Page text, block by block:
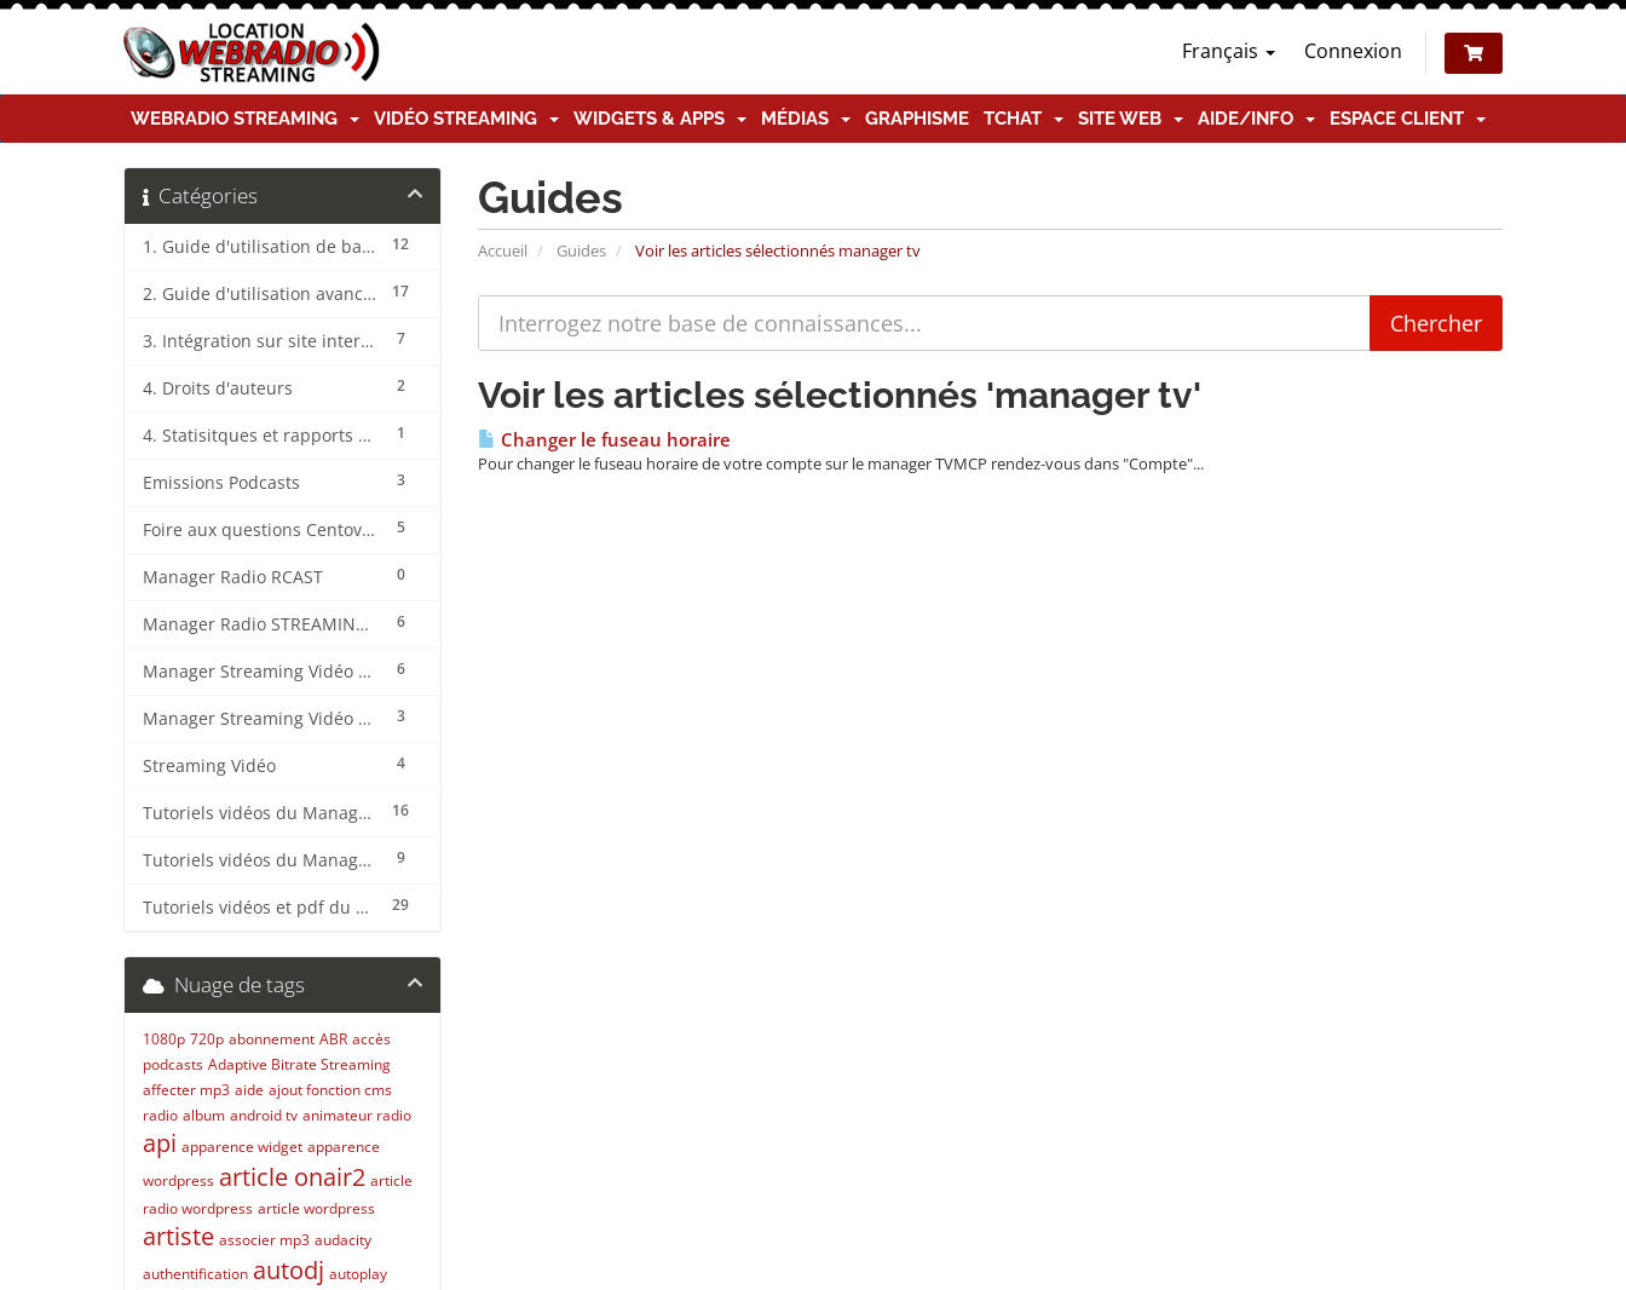
Français Connexion
WEBRADIO STREAMING VIDÉO STREAMING WIDGETS & APPS MÉDIAS GRAPHISME TCHAT SITE WEB AIDE/INFO ESPACE CLIENT
Guides
Accueil Guides Voir les articles sélectionnés manager tv
Catégories
12
1. Guide d'utilisation de base CentovaCast
17
2. Guide d'utilisation avancée CentovaCast
7
3. Intégration sur site internet CentovaCast
2
4. Droits d'auteurs
1
4. Statisitques et rapports CentovaCast
3
Emissions Podcasts
5
Foire aux questions CentovaCast
0
Manager Radio RCAST
6
Manager Radio STREAMING CENTER
6
Manager Streaming Vidéo TVMCP
3
Manager Streaming Vidéo VDO
4
Streaming Vidéo
16
Tutoriels vidéos du Manager Radio CentovaCast
9
Tutoriels vidéos du Manager Radio STREAMING CENTER
29
Tutoriels vidéos et pdf du CMS Radio Wordpress + OnAir2/Pro.Radio
Voir les articles sélectionnés 'manager tv'
Changer le fuseau horaire
Pour changer le fuseau horaire de votre compte sur le manager TVMCP rendez-vous dans "Compte"...
Nuage de tags
1080p 720p abonnement ABR accès
podcasts Adaptive Bitrate Streaming
affecter mp3 aide ajout fonction cms
radio album android tv animateur radio
api apparence widget apparence
wordpress article onair2 article
radio wordpress article wordpress
artiste associer mp3 audacity
authentification autodj autoplay